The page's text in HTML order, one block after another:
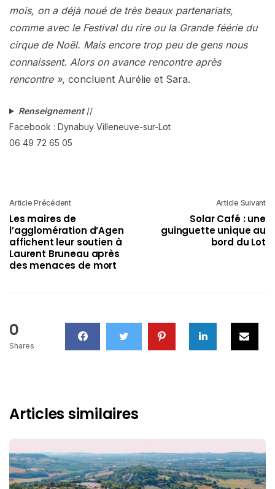
mois, on a déjà noué de très beaux partenariats,
comme avec le Festival du rire ou la Grande féérie du
cirque de Noël. Mais encore trop peu de gens nous
connaissent. Alors on avance rencontre après
rencontre », concluent Aurélie et Sara.
Renseignement//
Facebook : Dynabuy Villeneuve-sur-Lot
06 49 72 65 05
Article Précédent
Les maires de
l’agglomération d’Agen
affichent leur soutien à
Laurent Bruneau après
des menaces de mort
Article Suivant
Solar Café : une
guinguette unique au
bord du Lot
0
Shares
Articles similaires